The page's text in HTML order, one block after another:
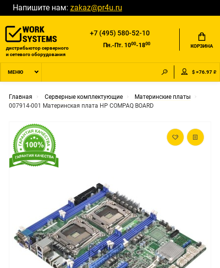
Напишите нам: zakaz@pr4u.ru
дистрибьютор серверного
и сетевого оборудования
+7 (495) 580-52-10
Пн.-Пт. 1000-1800 КОРЗИНА
МЕНЮ $ =76.97 ₽
Главная Серверные комплектующие
Материнские платы
007914-001 Материнская плата HP COMPAQ BOARD